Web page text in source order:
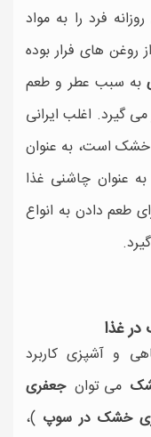
فرد را به مواد
های فرار بوده
به سبب عطر و طعم
گیرد. اغلب ایرانی
است، به عنوان
عنوان چاشنی غذا
طعم دادن به انواع
غذا
و آشپزی کاربرد
می توانجعفری
خشک در سوپ )،